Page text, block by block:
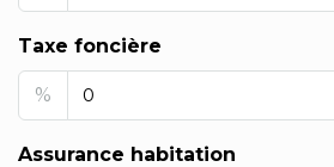
Taxe foncière
%
Assurance habitation